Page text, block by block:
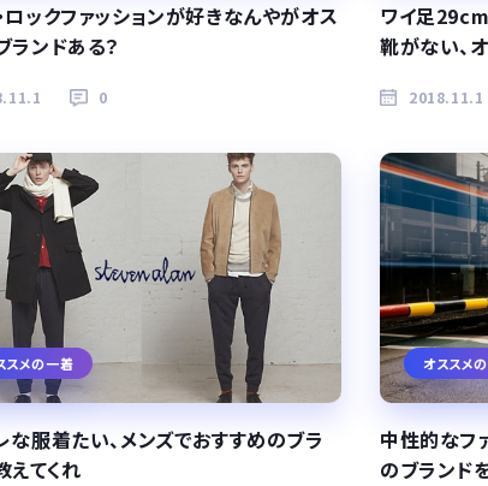
ロックファッションが好きなんやがオス
ランドある？
0
ワイ足
靴がない、
2018.11.1
スメの一着
な服着たい、メンズでおすすめのブラ
えてくれ
オススメ
中性的なフ
のブランド